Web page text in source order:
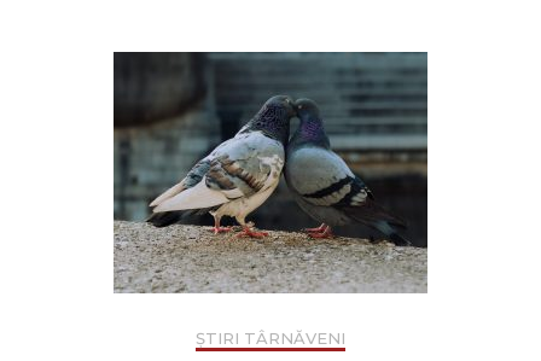
ȘTIRI TÂRNĂVENI